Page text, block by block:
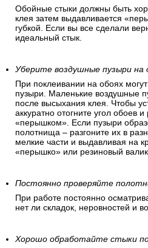
Обойные стыки должны быть
клея затем выдавливается
губкой. Если вы все сделали
идеальный стык.
Уберите воздушные пузыри на
При поклеивании на обоях
пузыри. Маленькие воздушные
после высыхания клея. Чтобы
аккуратно отогните угол обоев и
«перышком». Если пузыри
полотнища – разгоните их в
мелкие части и выдавливая на
«перышко» или резиновый
Постоянно проверяйте
При работе постоянно
нет ли складок, неровностей и
Хорошо обработайте стыки